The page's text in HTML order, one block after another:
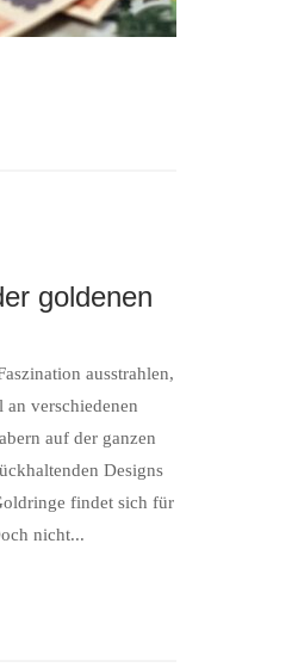
goldenen
ausstrahlen,
an verschiedenen
auf der ganzen
Designs
findet sich für
nicht...